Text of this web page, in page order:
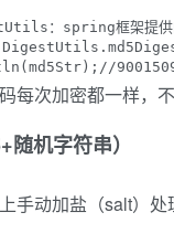
：spring框架提供
每次加密都一样，
机字符串）
手动加盐（salt）处